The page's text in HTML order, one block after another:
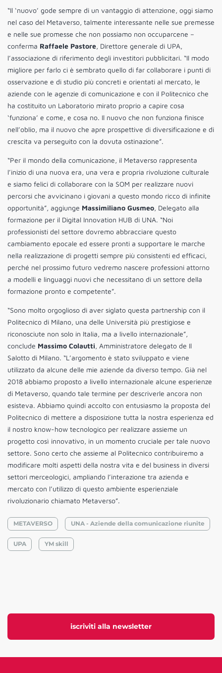
iscriviti alla newsletter
“Il ‘nuovo’ gode sempre di un vantaggio di attenzione, oggi siamo
nel caso del Metaverso, talmente interessante nelle sue premesse
e nelle sue promesse che non possiamo non occuparcene –
conferma Raffaele Pastore, Direttore generale di UPA,
l’associazione di riferimento degli investitori pubblicitari. “Il modo
migliore per farlo ci è sembrato quello di far collaborare i punti di
osservazione e di studio più concreti e orientati al mercato, le
aziende con le agenzie di comunicazione e con il Politecnico che
ha costituito un Laboratorio mirato proprio a capire cosa
‘funziona’ e come, e cosa no. Il nuovo che non funziona finisce
nell’oblio, ma il nuovo che apre prospettive di diversificazione e di
crescita va perseguito con la dovuta ostinazione”.
“Per il mondo della comunicazione, il Metaverso rappresenta
l’inizio di una nuova era, una vera e propria rivoluzione culturale
e siamo felici di collaborare con la SOM per realizzare nuovi
percorsi che avvicinano i giovani a questo mondo ricco di infinite
opportunità”, aggiunge Massimiliano Gusmeo, Delegato alla
formazione per il Digital Innovation HUB di UNA. “Noi
professionisti del settore dovremo abbracciare questo
cambiamento epocale ed essere pronti a supportare le marche
nella realizzazione di progetti sempre più consistenti ed efficaci,
perché nel prossimo futuro vedremo nascere professioni attorno
a modelli e linguaggi nuovi che necessitano di un settore della
formazione pronto e competente”.
“Sono molto orgoglioso di aver siglato questa partnership con il
Politecnico di Milano, una delle Università più prestigiose e
riconosciute non solo in Italia, ma a livello internazionale”,
conclude Massimo Colautti, Amministratore delegato de Il
Salotto di Milano. “L’argomento è stato sviluppato e viene
utilizzato da alcune delle mie aziende da diverso tempo. Già nel
2018 abbiamo proposto a livello internazionale alcune esperienze
di Metaverso, quando tale termine per descriverle ancora non
esisteva. Abbiamo quindi accolto con entusiasmo la proposta del
Politecnico di mettere a disposizione tutta la nostra esperienza ed
il nostro know-how tecnologico per realizzare assieme un
progetto così innovativo, in un momento cruciale per tale nuovo
settore. Sono certo che assieme al Politecnico contribuiremo a
modificare molti aspetti della nostra vita e del business in diversi
settori merceologici, ampliando l’interazione tra azienda e
mercato con l’utilizzo di questo ambiente esperienziale
rivoluzionario chiamato Metaverso”.
METAVERSO UNA - Aziende della comunicazione riunite
UPA YM skill